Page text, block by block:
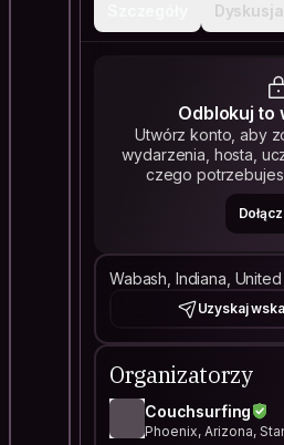
Dyskusja
Odblokuj to
Utwórz konto, aby
wydarzenia, hosta,
czego
Wabash, Indiana,
Uzyskaj
Organizatorzy
Couchsurfing
Phoenix, Arizona,